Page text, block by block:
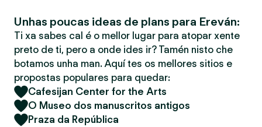
Unhas poucas ideas de plans para Ereván:
Ti xa sabes cal é o mellor lugar para atopar xente
preto de ti, pero a onde ides ir? Tamén nisto che
botamos unha man. Aquí tes os mellores sitios e
propostas populares para quedar:
Cafesijan Center for the Arts
O Museo dos manuscritos antigos
Praza da República